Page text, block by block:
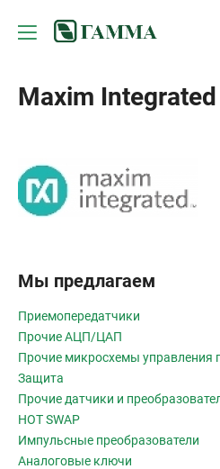
Maxim Integrated
Мы предлагаем
Приемопередатчики
Прочие АЦП/ЦАП
Прочие микросхемы управления
Защита
Прочие датчики и
HOT SWAP
Импульсные преобразователи
Аналоговые ключи